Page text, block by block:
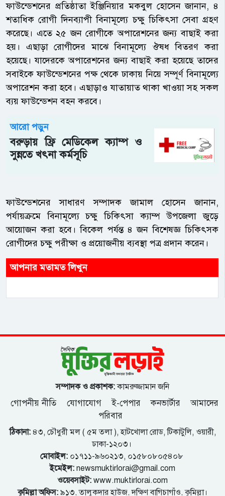
ফাউন্ডেশনের প্রতিষ্ঠাতা ইঞ্জিনিয়ার মকবুল হোসেন জানান, ৪
শতাধিক রোগী দিনব্যাপী বিনামূল্যে চক্ষু চিকিৎসা সেবা গ্রহণ
করেছে। এতে ২৫ জন রোগীকে অপারেশনের জন্য বাছাই করা
হয়। এছাড়া রোগীদের মাঝে বিনামূল্যে ঔষধ বিতরণ করা
হয়েছে। যাদেরকে অপারেশনের জন্য বাছাই করা হয়েছে তাদের
সবাইকে ফাউন্ডেশনের পক্ষ থেকে ঢাকায় নিয়ে সম্পূর্ণ বিনামূল্যে
অপারেশন করা হবে। এছাড়াও যাতায়াত থাকা খাওয়া সহ সকল
ব্যয় ফাউন্ডেশন বহন করবে।
আরো পড়ুন
বরুড়ায় ফ্রি মেডিকেল ক্যাম্প ও
সুন্নতে খৎনা কর্মসূচি
ফাউন্ডেশনের সাধারণ সম্পাদক জামাল হোসেন জানান,
পর্যায়ক্রমে বিনামূল্যে চক্ষু চিকিৎসা ক্যাম্প উপজেলা জুড়ে
আয়োজন করা হবে। বিকেল পর্যন্ত ৪ জন বিশেষজ্ঞ চিকিৎসক
রোগীদের চক্ষু পরীক্ষা ও প্রয়োজনীয় ব্যবস্থা পত্র প্রদান করেন।
আপনার মতামত লিখুন
সম্পাদক ও প্রকাশক:কামরুজ্জামান জনি
গোপনীয় নীতি যোগাযোগ ই-পেপার কনভার্টার
আমাদের
পরিবার
ঠিকানা:৪৩, চৌধুরী মল ( ৫ম তলা ), হাটখোলা রোড, টিকাটুলি, ওয়ারী,
ঢাকা-১২০৩।
মোবাইল:০১৭১১-৯৬০২১৩, ০১৫৮০৮০৫৪০৮
ইমেইল: newsmuktirlorai@gmail.com
ওয়েবসাইট: www.muktirlorai.com
কুমিল্লা অফিস: ৯১৩, তালুকদার হাউজ, দক্ষিণ বাগিচাগাঁও, কুমিল্লা।